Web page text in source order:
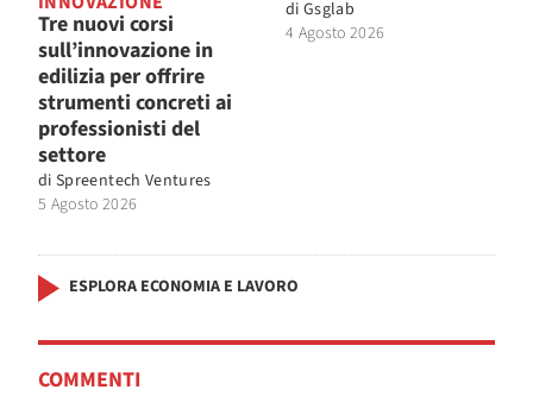
Tre nuovi corsi
sull’innovazione in
edilizia per offrire
strumenti concreti ai
professionisti del
settore
di Spreentech Ventures
5 Agosto 2026
di Gsglab
4 Agosto 2026
ESPLORA ECONOMIA E LAVORO
COMMENTI